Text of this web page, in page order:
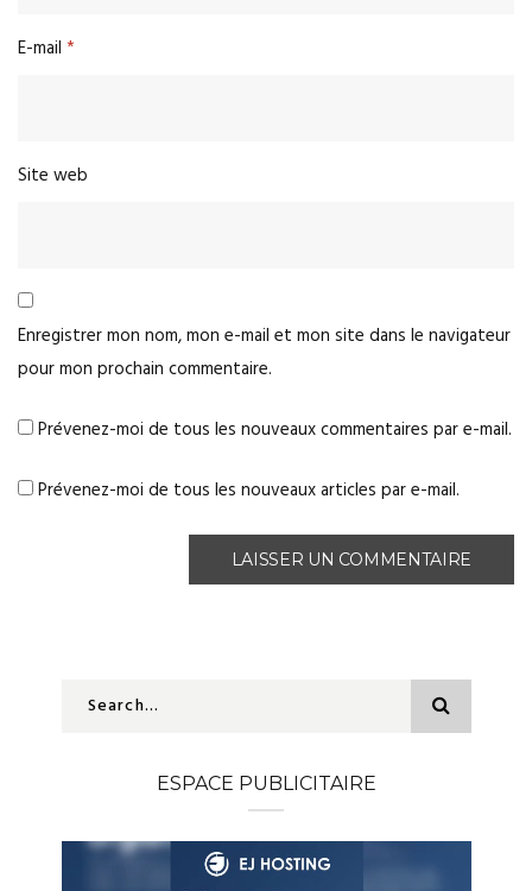
E-mail *
Site web
Enregistrer mon nom, mon e-mail et mon site dans le navigateur
pour mon prochain commentaire.
Prévenez-moi de tous les nouveaux commentaires par e-mail.
Prévenez-moi de tous les nouveaux articles par e-mail.
ESPACE PUBLICITAIRE
Lecteur